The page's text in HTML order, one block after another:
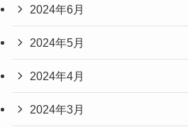
2024年6月
2024年5月
2024年4月
2024年3月